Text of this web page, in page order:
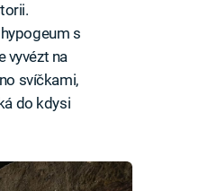
s
vyvézt na
svíčkami,
do kdysi